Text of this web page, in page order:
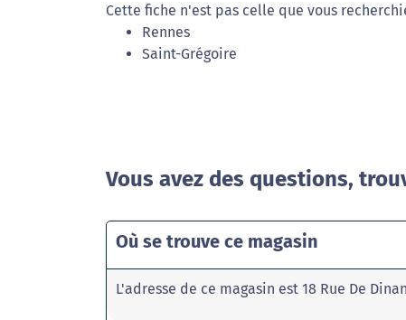
Cette fiche n'est pas celle que vous
Rennes
Saint-Grégoire
Vous avez des questions,
Où se trouve ce magasin
L'adresse de ce magasin est 18 Rue De